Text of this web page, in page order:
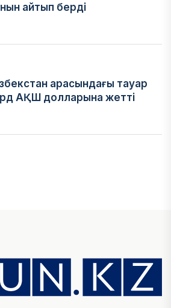
айтып берді
арасындағы тауар
АҚШ долларына жетті
инвестициялық және
14,3 трлн теңгеге жетті